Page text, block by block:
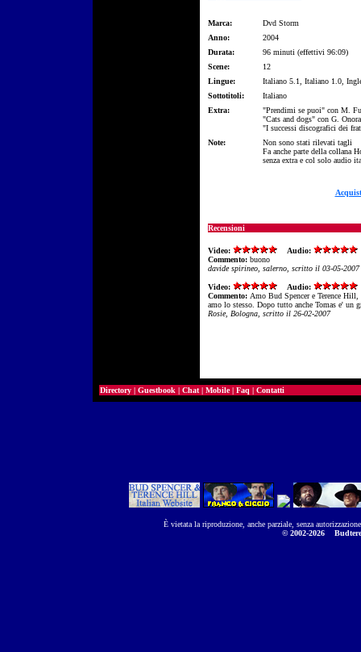
Marca:
Dvd Storm
Anno:
2004
Durata:
96 minuti (effettivi 96:09)
Scene:
12
Lingue:
Italiano 5.1, Italiano 1.0,
Sottotitoli:
Italiano
Extra:
"Prendimi se puoi" con M.
"Cats and dogs" con G.
"I successi discografici dei
Note:
Non sono stati rilevati tagli
Fa anche parte della collana
senza extra e col solo audio
Recensioni
Video:
Audio:
Commento: buono
davide spirineo, salerno, scritto il 03-05-2007
Video:
Audio:
Commento: Amo Bud Spencer e Terence
amo lo stesso. Dopo tutto anche Tomas e' un
Rosie, Bologna, scritto il 26-02-2007
Directory | Guestbook | Chat | Mobile| Faq | Contatti
È vietata la riproduzione, anche parziale, senza
© 2002-2026